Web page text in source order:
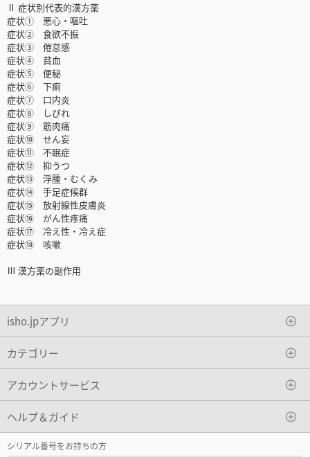
Ⅱ 症状別代表的漢方薬
症状① 悪心・嘔吐
症状② 食欲不振
症状③ 倦怠感
症状④ 貧血
症状⑤ 便秘
症状⑥ 下痢
症状⑦ 口内炎
症状⑧ しびれ
症状⑨ 筋肉痛
症状⑩ せん妄
症状⑪ 不眠症
症状⑫ 抑うつ
症状⑬ 浮腫・むくみ
症状⑭ 手足症候群
症状⑮ 放射線性皮膚炎
症状⑯ がん性疼痛
症状⑰ 冷え性・冷え症
症状⑱ 咳嗽
Ⅲ 漢方薬の副作用
isho.jpアプリ
カテゴリー
アカウントサービス
ヘルプ＆ガイド
シリアル番号をお持ちの方